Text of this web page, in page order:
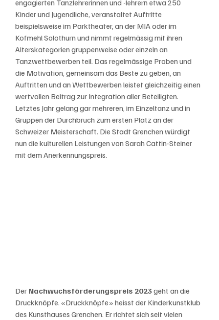
engagierten Tanzlehrerinnen und -lehrern etwa 250
Kinder und Jugendliche, veranstaltet Auftritte
beispielsweise im Parktheater, an der MIA oder im
Kofmehl Solothurn und nimmt regelmässig mit ihren
Alterskategorien gruppenweise oder einzeln an
Tanzwettbewerben teil. Das regelmässige Proben und
die Motivation, gemeinsam das Beste zu geben, an
Auftritten und an Wettbewerben leistet gleichzeitig einen
wertvollen Beitrag zur Integration aller Beteiligten.
Letztes Jahr gelang gar mehreren, im Einzeltanz und in
Gruppen der Durchbruch zum ersten Platz an der
Schweizer Meisterschaft. Die Stadt Grenchen würdigt
nun die kulturellen Leistungen von Sarah Cattin-Steiner
mit dem Anerkennungspreis.
Der Nachwuchsförderungspreis 2023 geht an die
Druckknöpfe. «Druckknöpfe» heisst der Kinderkunstklub
des Kunsthauses Grenchen. Er richtet sich seit vielen